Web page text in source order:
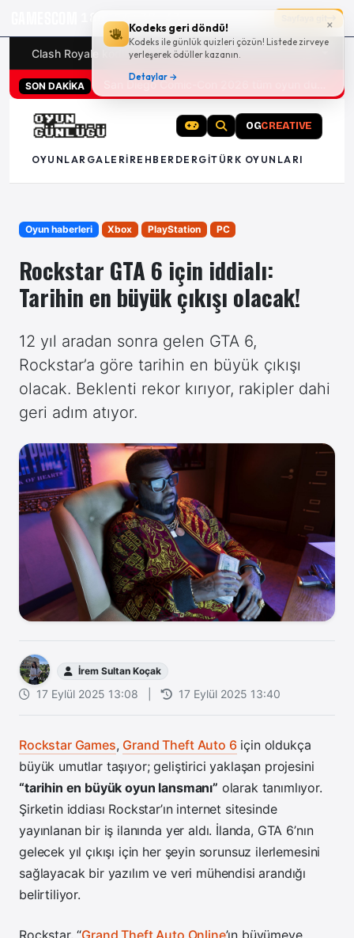
×
Kodeks geri döndü!
Kodeks ile günlük quizleri çözün! Listede zirveye
yerleşerek ödüller kazanın.
Detaylar →
18g 16:37:42
Clash Royale kodları Türk oyunları (PC ve konsollar) -
SON DAKİKA
OGCREATIVE
OYUNLAR GALERI REHBER DERGITÜRK OYUNLARI
Oyun haberleri Xbox PlayStation PC
Rockstar GTA 6 için iddialı:
Tarihin en büyük çıkışı olacak!
12 yıl aradan sonra gelen GTA 6,
Rockstar’a göre tarihin en büyük çıkışı
olacak. Beklenti rekor kırıyor, rakipler dahi
geri adım atıyor.
İrem Sultan Koçak
17 Eylül 2025 13:08 17 Eylül 2025 13:40
Rockstar Games, Grand Theft Auto 6için oldukça
büyük umutlar taşıyor; geliştirici yaklaşan projesini
“tarihin en büyük oyun lansmanı” olarak tanımlıyor.
Şirketin iddiası Rockstar’ın internet sitesinde
yayınlanan bir iş ilanında yer aldı. İlanda, GTA 6’nın
gelecek yıl çıkışı için her şeyin sorunsuz ilerlemesini
sağlayacak bir yazılım ve veri mühendisi arandığı
belirtiliyor.